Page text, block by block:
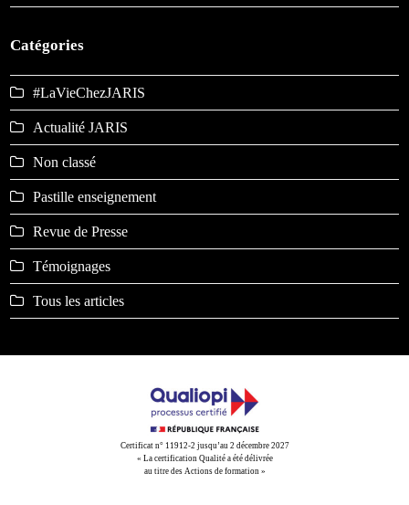
Catégories
#LaVieChezJARIS
Actualité JARIS
Non classé
Pastille enseignement
Revue de Presse
Témoignages
Tous les articles
Certificat n° 11912-2 jusqu’au 2 décembre 2027
« La certification Qualité a été délivrée
au titre des Actions de formation »